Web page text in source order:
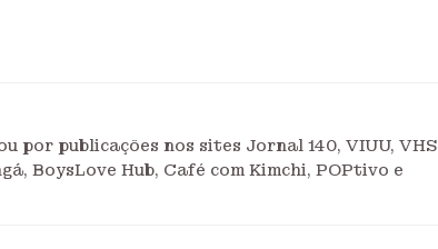
por publicações nos sites Jornal 140, VIUU, VHS
BoysLove Hub, Café com Kimchi, POPtivo e